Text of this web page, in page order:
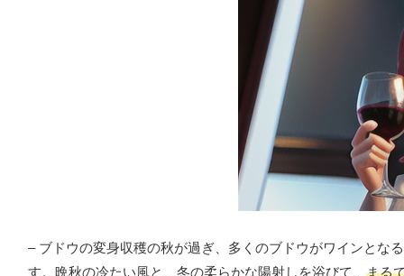
– ブドウの変身収穫の秋が過ぎ、多くのブドウがワインとな
す。晩秋の冷たい風と、冬の柔らかな陽射しを浴びて、 まる